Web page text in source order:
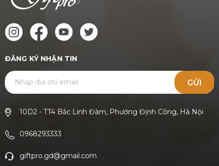
ĐĂNG KÝ NHẬN TIN
GỬI
10D2 - TT4 Bắc Linh Đàm, Phường Định Công, Hà Nội
0968293333
giftpro.gd@gmail.com